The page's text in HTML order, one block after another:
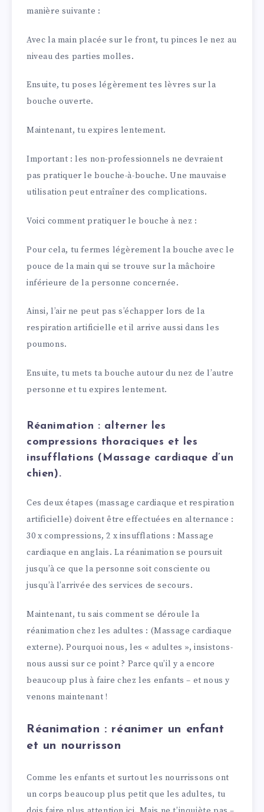
manière suivante :
Avec la main placée sur le front, tu pinces le nez au
niveau des parties molles.
Ensuite, tu poses légèrement tes lèvres sur la
bouche ouverte.
Maintenant, tu expires lentement.
Important : les non-professionnels ne devraient
pas pratiquer le bouche-à-bouche. Une mauvaise
utilisation peut entraîner des complications.
Voici comment pratiquer le bouche à nez :
Pour cela, tu fermes légèrement la bouche avec le
pouce de la main qui se trouve sur la mâchoire
inférieure de la personne concernée.
Ainsi, l’air ne peut pas s’échapper lors de la
respiration artificielle et il arrive aussi dans les
poumons.
Ensuite, tu mets ta bouche autour du nez de l’autre
personne et tu expires lentement.
Réanimation : alterner les
compressions thoraciques et les
insufflations ( Massage cardiaque d’un
chien).
Ces deux étapes (massage cardiaque et respiration
artificielle) doivent être effectuées en alternance :
30 x compressions, 2 x insufflations : Massage
cardiaque en anglais. La réanimation se poursuit
jusqu’à ce que la personne soit consciente ou
jusqu’à l’arrivée des services de secours.
Maintenant, tu sais comment se déroule la
réanimation chez les adultes : (Massage cardiaque
externe). Pourquoi nous, les « adultes », insistons-
nous aussi sur ce point ? Parce qu’il y a encore
beaucoup plus à faire chez les enfants – et nous y
venons maintenant !
Réanimation : réanimer un enfant
et un nourrisson
Comme les enfants et surtout les nourrissons ont
un corps beaucoup plus petit que les adultes, tu